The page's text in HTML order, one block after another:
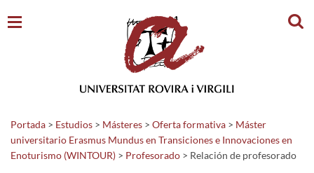
Portada > Estudios > Másteres > Oferta formativa > Máster
universitario Erasmus Mundus en Transiciones e Innovaciones en
Enoturismo (WINTOUR) > Profesorado > Relación de profesorado